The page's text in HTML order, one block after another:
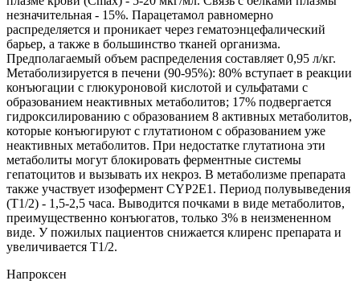
незначительная - 15%. Парацетамол равномерно
распределяется и проникает через гематоэнцефалический
барьер, а также в большинство тканей организма.
Предполагаемый объем распределения составляет 0,95 л/кг.
Метаболизируется в печени (90-95%): 80% вступает в реакции
конъюгации с глюкуроновой кислотой и сульфатами с
образованием неактивных метаболитов; 17% подвергается
гидроксилированию с образованием 8 активных метаболитов,
которые конъюгируют с глутатионом с образованием уже
неактивных метаболитов. При недостатке глутатиона эти
метаболиты могут блокировать ферментные системы
гепатоцитов и вызывать их некроз. В метаболизме препарата
также участвует изофермент CYP2E1. Период полувыведения
(Т1/2) - 1,5-2,5 часа. Выводится почками в виде метаболитов,
преимущественно конъюгатов, только 3% в неизмененном
виде. У пожилых пациентов снижается клиренс препарата и
увеличивается Т1/2.
Напроксен